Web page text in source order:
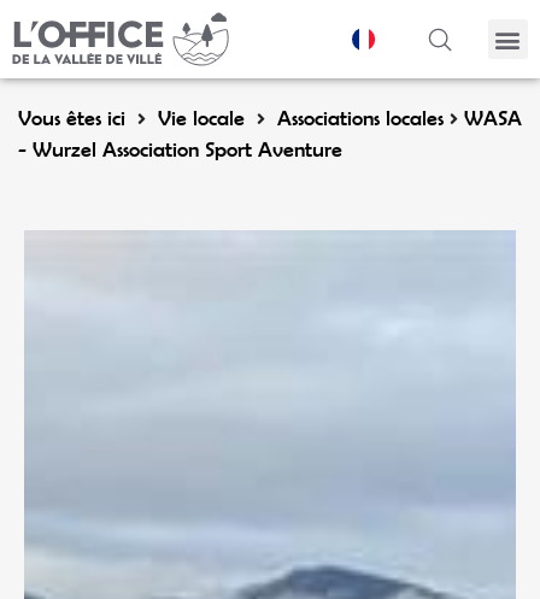
Vous êtes ici Vie locale Associations locales
WASA
- Wurzel Association Sport Aventure
Panneau de gestion des cookies